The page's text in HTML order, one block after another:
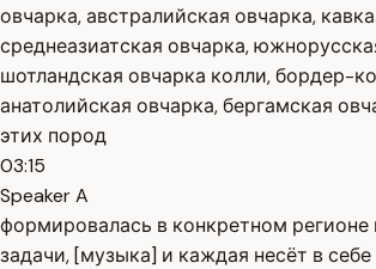
овчарка, австралийская овчарка,
среднеазиатская овчарка,
шотландская овчарка колли, бордер-
анатолийская овчарка, бергамская
этих пород
03:15
Speaker A
формировалась в конкретном
задачи, [музыка] и каждая несёт в